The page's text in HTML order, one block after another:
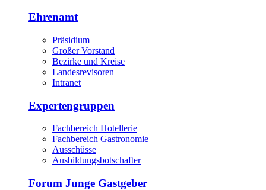
Ehrenamt
Präsidium
Großer Vorstand
Bezirke und Kreise
Landesrevisoren
Intranet
Expertengruppen
Fachbereich Hotellerie
Fachbereich Gastronomie
Ausschüsse
Ausbildungsbotschafter
Forum Junge Gastgeber